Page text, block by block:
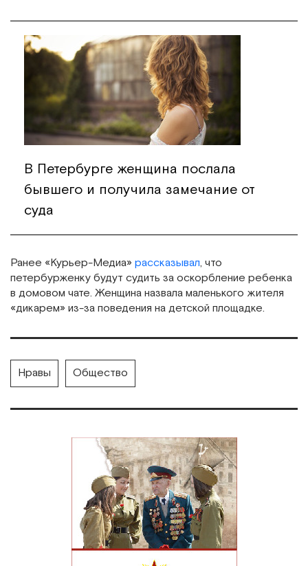
В Петербурге женщина послала
бывшего и получила замечание от
суда
Ранее «Курьер-Медиа» рассказывал, что
петербурженку будут судить за оскорбление ребенка
в домовом чате. Женщина назвала маленького жителя
«дикарем» из-за поведения на детской площадке.
Нравы Общество